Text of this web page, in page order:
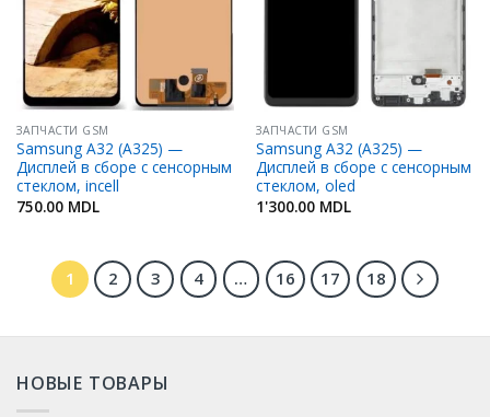
ЗАПЧАСТИ GSM
Samsung A32 (A325) —
Дисплей в сборе с сенсорным
стеклом, incell
750.00 MDL
ЗАПЧАСТИ GSM
Samsung A32 (A325) —
Дисплей в сборе с сенсорным
стеклом, oled
1'300.00 MDL
1 2 3 4 … 16 17 18
НОВЫЕ ТОВАРЫ